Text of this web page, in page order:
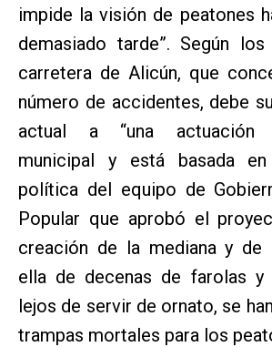
impide la visión de peatones
demasiado tarde”. Según
carretera de Alicún, que
número de accidentes, debe
actual a “una actuación
municipal y está basada
política del equipo de
Popular que aprobó el
creación de la mediana y de
ella de decenas de farolas y
lejos de servir de ornato, se
trampas mortales para los